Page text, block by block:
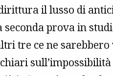
il lusso di
seconda prova in
tre ce ne